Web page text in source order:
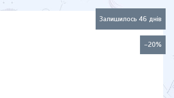
–20%
Залишилось 46 днів